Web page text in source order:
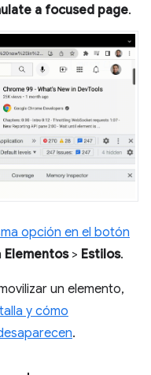
a focused page.
opción en el botón
Elementos> Estilos.
un elemento,
y cómo
.